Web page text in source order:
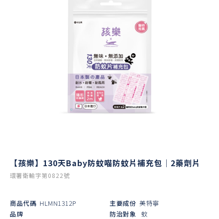
【孩樂】130天Baby防蚊喵防蚊片補充包｜2藥劑片
環署衛輸字第0822號
商品代碼 HLMN1312P
品牌
主要成份 美特寧
防治對象 蚊